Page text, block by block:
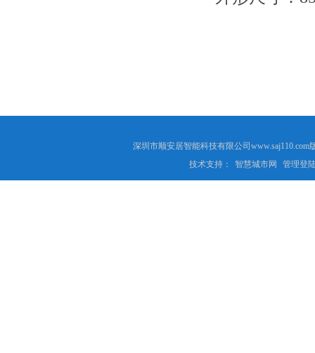
深圳市顺安居智能科技有限公司
技术支持：
智慧城市网 管理登